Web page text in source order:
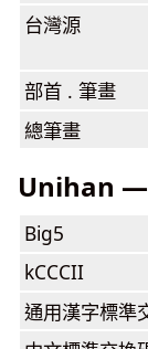
台灣源
部首 . 筆畫
總筆畫
Unihan —
Big5
kCCCII
通用漢字標準